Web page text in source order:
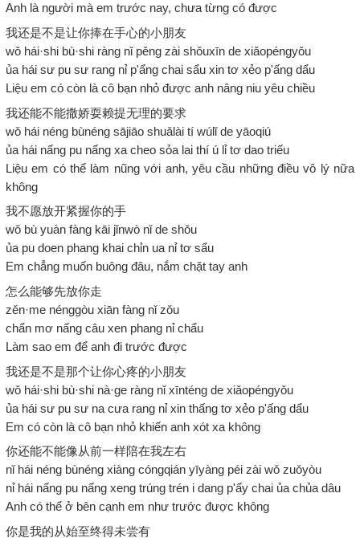
Anh là người mà em trước nay, chưa từng có được
我还是不是让你捧在手心的小朋友
wǒ hái·shi bù·shi ràng nǐ pěng zài shǒuxīn de xiǎopéngyǒu
ủa hái sư pu sư rang nỉ p'ẩng chai sẩu xin tơ xẻo p'ấng dẩu
Liệu em có còn là cô bạn nhỏ được anh nâng niu yêu chiều
我还能不能撒娇耍赖提无理的要求
wǒ hái néng bùnéng sājiāo shuǎlài tí wúlǐ de yāoqiú
ủa hái nấng pu nấng xa cheo sỏa lai thí ú lỉ tơ dao triếu
Liệu em có thể làm nũng với anh, yêu cầu những điều vô lý nữa
không
我不愿放开紧握你的手
wǒ bù yuàn fàng kāi jǐnwò nǐ de shǒu
ủa pu doen phang khai chỉn ua nỉ tơ sẩu
Em chẳng muốn buông đâu, nắm chặt tay anh
怎么能够先放你走
zěn·me nénggòu xiān fàng nǐ zǒu
chẩn mơ nấng câu xen phang nỉ chẩu
Làm sao em để anh đi trước được
我还是不是那个让你心疼的小朋友
wǒ hái·shi bù·shi nà·ge ràng nǐ xīnténg de xiǎopéngyǒu
ủa hái sư pu sư na cưa rang nỉ xin thấng tơ xẻo p'ấng dẩu
Em có còn là cô bạn nhỏ khiến anh xót xa không
你还能不能像从前一样陪在我左右
nǐ hái néng bùnéng xiàng cóngqián yīyàng péi zài wǒ zuǒyòu
nỉ hái nấng pu nấng xeng trúng trén i dang p'ấy chai ủa chủa dâu
Anh có thể ở bên cạnh em như trước được không
你是我的从始至终得未尝有